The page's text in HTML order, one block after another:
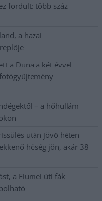
fordult: több száz
a hazai
a Duna a két évvel
– a hőhullám
után jövő héten
hőség jön, akár 38
a Fiumei úti fák